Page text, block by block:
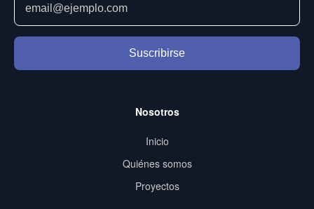
Suscribirse
Nosotros
Inicio
Quiénes somos
Proyectos